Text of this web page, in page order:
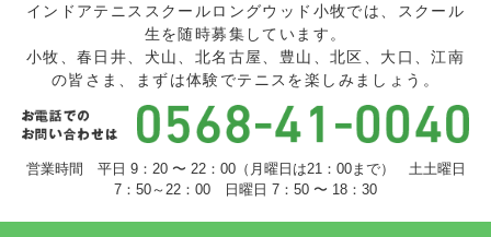
インドアテニススクールロングウッド小牧では、スクール
生を随時募集しています。
小牧、春日井、犬山、北名古屋、豊山、北区、大口、江南
の皆さま、まずは体験でテニスを楽しみましょう。
営業時間 平日 9：20 〜 22：00（月曜日は21：00まで） 土土曜日
7：50～22：00 日曜日 7：50 〜 18：30